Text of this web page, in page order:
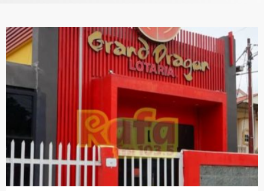
PODCAST SIRA
PROGRAMA SIRA
KONTAKTU SIRA
TÉTUM keyboard_arrow_down